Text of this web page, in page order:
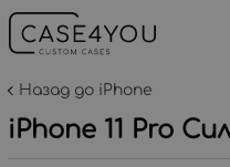
Назад до iPhone
iPhone 11 Pro